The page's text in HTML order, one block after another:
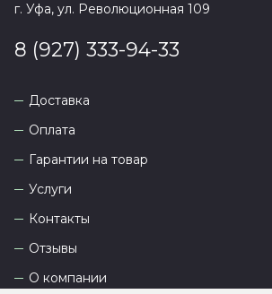
г. Уфа, ул. Революционная 109
8 (927) 333-94-33
Доставка
Оплата
Гарантии на товар
Услуги
Контакты
Отзывы
О компании